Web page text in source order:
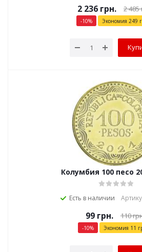
2 236 грн. 2 485
-10% Экономия 249
Колумбия 100 песо
Есть в наличии
99 грн. 110
-10% Экономия 11